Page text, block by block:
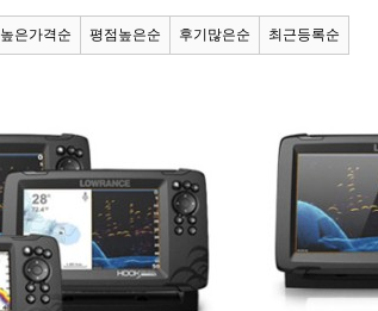
높은가격순 평점높은순 후기많은순 최근등록순